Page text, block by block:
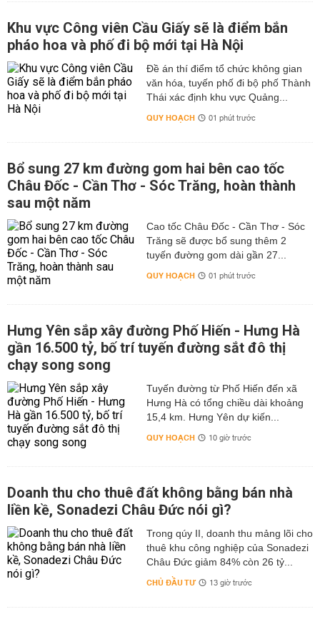
Khu vực Công viên Cầu Giấy sẽ là điểm bắn
pháo hoa và phố đi bộ mới tại Hà Nội
Đề án thí điểm tổ chức không gian
văn hóa, tuyến phố đi bộ phố Thành
Thái xác định khu vực Quảng...
QUY HOẠCH 01 phút trước
Bổ sung 27 km đường gom hai bên cao tốc
Châu Đốc - Cần Thơ - Sóc Trăng, hoàn thành
sau một năm
Cao tốc Châu Đốc - Cần Thơ - Sóc
Trăng sẽ được bổ sung thêm 2
tuyến đường gom dài gần 27...
QUY HOẠCH 01 phút trước
Hưng Yên sắp xây đường Phố Hiến - Hưng Hà
gần 16.500 tỷ, bố trí tuyến đường sắt đô thị
chạy song song
Tuyến đường từ Phố Hiến đến xã
Hưng Hà có tổng chiều dài khoảng
15,4 km. Hưng Yên dự kiến...
QUY HOẠCH 10 giờ trước
Doanh thu cho thuê đất không bằng bán nhà
liền kề, Sonadezi Châu Đức nói gì?
Trong qúy II, doanh thu mảng lõi cho
thuê khu công nghiệp của Sonadezi
Châu Đức giảm 84% còn 26 tỷ...
CHỦ ĐẦU TƯ 13 giờ trước